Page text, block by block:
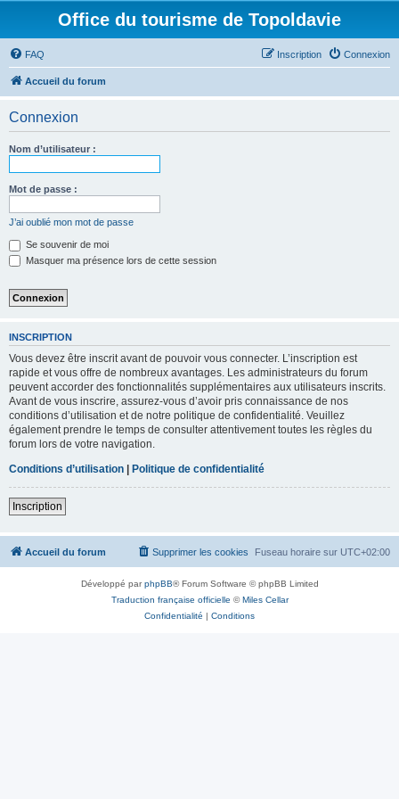
Office du tourisme de Topoldavie
FAQ Connexion
Inscription
Accueil du forum
Connexion
Nom d’utilisateur :
Mot de passe :
J’ai oublié mon mot de passe
Se souvenir de moi
Masquer ma présence lors de cette session
INSCRIPTION
Vous devez être inscrit avant de pouvoir vous connecter. L’inscription est
rapide et vous offre de nombreux avantages. Les administrateurs du forum
peuvent accorder des fonctionnalités supplémentaires aux utilisateurs inscrits.
Avant de vous inscrire, assurez-vous d’avoir pris connaissance de nos
conditions d’utilisation et de notre politique de confidentialité. Veuillez
également prendre le temps de consulter attentivement toutes les règles du
forum lors de votre navigation.
Conditions d’utilisation | Politique de confidentialité
Inscription
Accueil du forum Fuseau horaire sur UTC+02:00
Supprimer les cookies
Développé parphpBB® Forum Software © phpBB Limited
Traduction française officielle ©Miles Cellar
Confidentialité | Conditions